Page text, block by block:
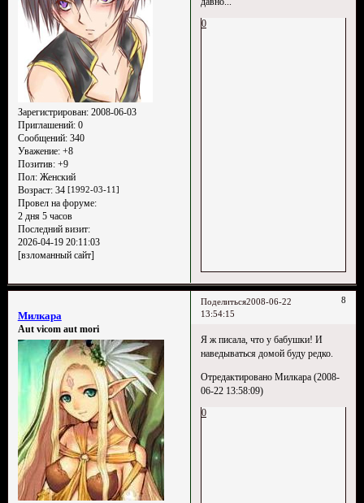
Зарегистрирован: 2008-06-03
Приглашений:0
Сообщений:340
Уважение: +8
Позитив: +9
Пол:Женский
Возраст:34 [1992-03-11]
Провел на форуме:
2 дня 5 часов
Последний визит:
2026-04-19 20:11:03
[взломанный сайт]
0
Поделиться 8
2008-06-22
13:54:15
Милкара
Aut vicom aut mori
Я ж писала, что у бабушки! И
наведываться домой буду редко.
Отредактировано Милкара (2008-
06-22 13:58:09)
0